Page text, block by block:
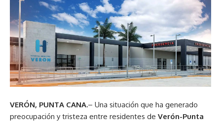
VERÓN, PUNTA CANA.– Una situación que ha generado
preocupación y tristeza entre residentes de Verón-Punta